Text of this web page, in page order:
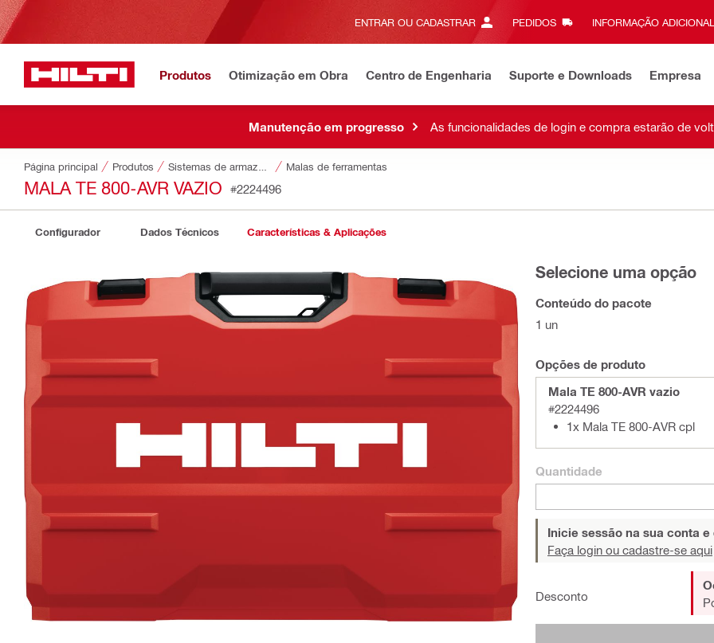
ENTRAR OU CADASTRAR PEDIDOS INFORMAÇÃO ADICIONAL‎
Produtos Otimização em Obra Centro de Engenharia Suporte e Downloads Empresa
Manutenção em progresso As funcionalidades de login e compra estarão de
Página principal Produtos Malas de ferramentas
MALA TE 800-AVR VAZIO #2224496
Configurador Dados Técnicos Características & Aplicações
Selecione uma opção
Conteúdo do pacote
1 un
Opções de produto
Mala TE 800-AVR vazio
#2224496
1x Mala TE 800-AVR cpl
Quantidade
Inicie sessão na sua conta
Faça login ou cadastre-se aqui
Desconto